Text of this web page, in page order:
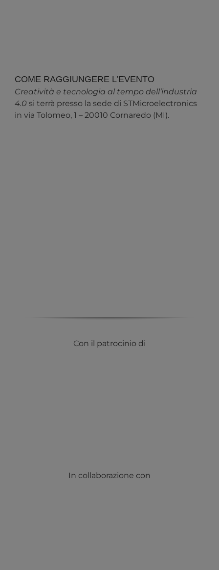
COME RAGGIUNGERE L’EVENTO
Creatività e tecnologia al tempo dell’industria
4.0 si terrà presso la sede di STMicroelectronics
in via Tolomeo, 1 – 20010 Cornaredo (MI).
Con il patrocinio di
In collaborazione con